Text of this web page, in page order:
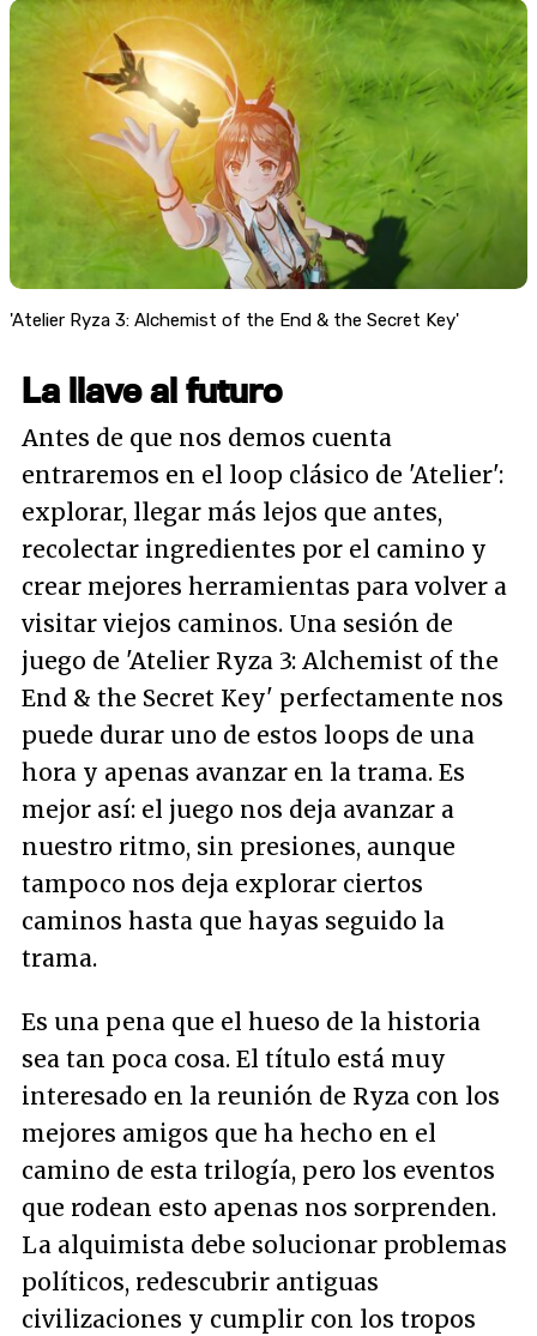
'Atelier Ryza 3: Alchemist of the End & the Secret Key'
La llave al futuro
Antes de que nos demos cuenta
entraremos en el loop clásico de 'Atelier':
explorar, llegar más lejos que antes,
recolectar ingredientes por el camino y
crear mejores herramientas para volver a
visitar viejos caminos. Una sesión de
juego de 'Atelier Ryza 3: Alchemist of the
End & the Secret Key' perfectamente nos
puede durar uno de estos loops de una
hora y apenas avanzar en la trama. Es
mejor así: el juego nos deja avanzar a
nuestro ritmo, sin presiones, aunque
tampoco nos deja explorar ciertos
caminos hasta que hayas seguido la
trama.
Es una pena que el hueso de la historia
sea tan poca cosa. El título está muy
interesado en la reunión de Ryza con los
mejores amigos que ha hecho en el
camino de esta trilogía, pero los eventos
que rodean esto apenas nos sorprenden.
La alquimista debe solucionar problemas
políticos, redescubrir antiguas
civilizaciones y cumplir con los tropos